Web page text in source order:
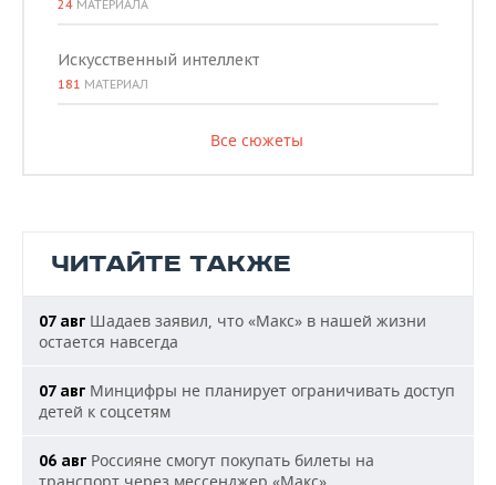
24 МАТЕРИАЛА
Искусственный интеллект
181 МАТЕРИАЛ
Все сюжеты
ЧИТАЙТЕ ТАКЖЕ
07 авг Шадаев заявил, что «Макс» в нашей жизни
остается навсегда
07 авг Минцифры не планирует ограничивать доступ
детей к соцсетям
06 авг Россияне смогут покупать билеты на